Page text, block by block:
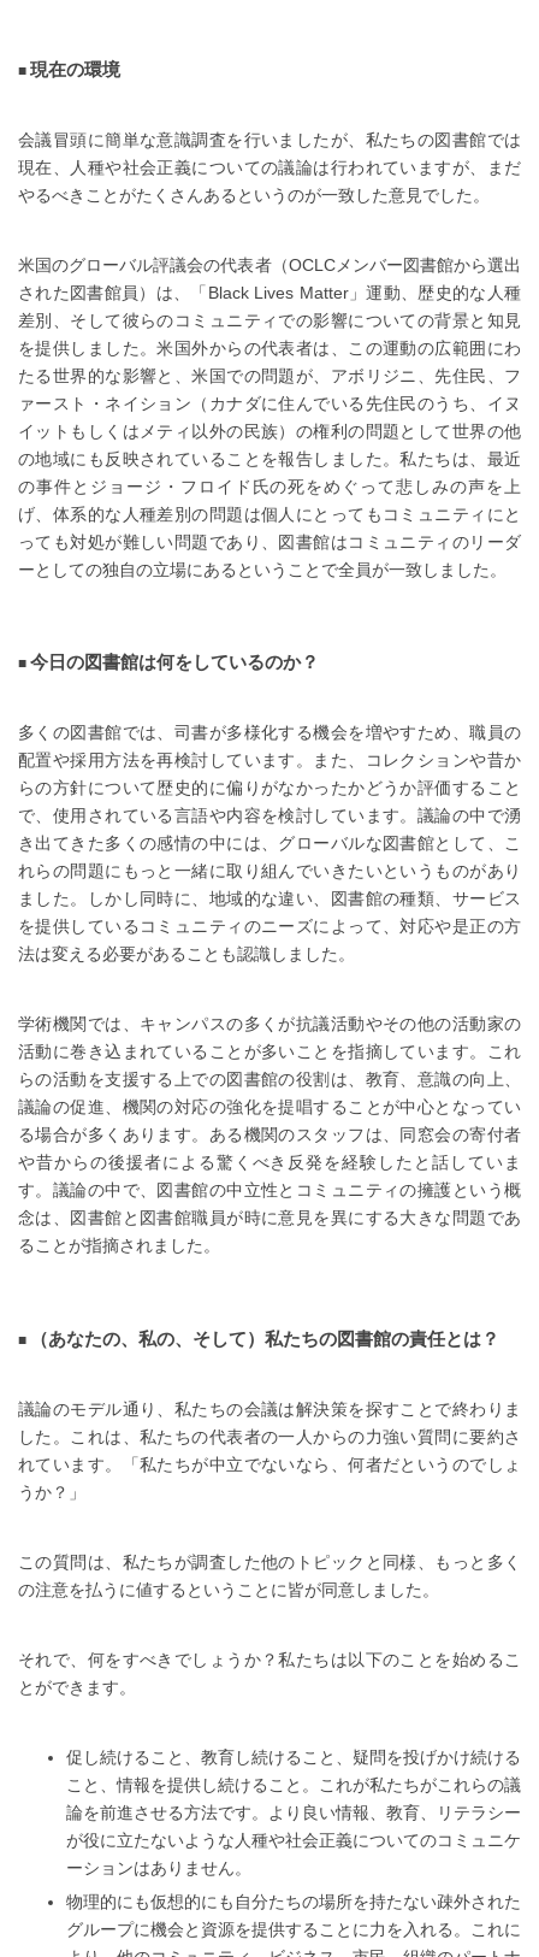
現在の環境
会議冒頭に簡単な意識調査を行いましたが、私たちの図書館では
現在、人種や社会正義についての議論は行われていますが、まだ
やるべきことがたくさんあるというのが一致した意見でした。
米国のグローバル評議会の代表者（OCLCメンバー図書館から選出
された図書館員）は、「Black Lives Matter」運動、歴史的な人種
差別、そして彼らのコミュニティでの影響についての背景と知見
を提供しました。米国外からの代表者は、この運動の広範囲にわ
たる世界的な影響と、米国での問題が、アボリジニ、先住民、フ
ァースト・ネイション（カナダに住んでいる先住民のうち、イヌ
イットもしくはメティ以外の民族）の権利の問題として世界の他
の地域にも反映されていることを報告しました。私たちは、最近
の事件とジョージ・フロイド氏の死をめぐって悲しみの声を上
げ、体系的な人種差別の問題は個人にとってもコミュニティにと
っても対処が難しい問題であり、図書館はコミュニティのリーダ
ーとしての独自の立場にあるということで全員が一致しました。
今日の図書館は何をしているのか？
多くの図書館では、司書が多様化する機会を増やすため、職員の
配置や採用方法を再検討しています。また、コレクションや昔か
らの方針について歴史的に偏りがなかったかどうか評価すること
で、使用されている言語や内容を検討しています。議論の中で湧
き出てきた多くの感情の中には、グローバルな図書館として、こ
れらの問題にもっと一緒に取り組んでいきたいというものがあり
ました。しかし同時に、地域的な違い、図書館の種類、サービス
を提供しているコミュニティのニーズによって、対応や是正の方
法は変える必要があることも認識しました。
学術機関では、キャンパスの多くが抗議活動やその他の活動家の
活動に巻き込まれていることが多いことを指摘しています。これ
らの活動を支援する上での図書館の役割は、教育、意識の向上、
議論の促進、機関の対応の強化を提唱することが中心となってい
る場合が多くあります。ある機関のスタッフは、同窓会の寄付者
や昔からの後援者による驚くべき反発を経験したと話していま
す。議論の中で、図書館の中立性とコミュニティの擁護という概
念は、図書館と図書館職員が時に意見を異にする大きな問題であ
ることが指摘されました。
（あなたの、私の、そして）私たちの図書館の責任とは？
議論のモデル通り、私たちの会議は解決策を探すことで終わりま
した。これは、私たちの代表者の一人からの力強い質問に要約さ
れています。「私たちが中立でないなら、何者だというのでしょ
うか？」
この質問は、私たちが調査した他のトピックと同様、もっと多く
の注意を払うに値するということに皆が同意しました。
それで、何をすべきでしょうか？私たちは以下のことを始めるこ
とができます。
促し続けること、教育し続けること、疑問を投げかけ続ける
こと、情報を提供し続けること。これが私たちがこれらの議
論を前進させる方法です。より良い情報、教育、リテラシー
が役に立たないような人種や社会正義についてのコミュニケ
ーションはありません。
物理的にも仮想的にも自分たちの場所を持たない疎外された
グループに機会と資源を提供することに力を入れる。これに